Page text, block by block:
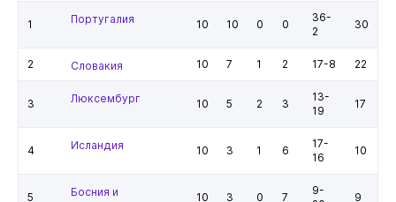
1 Португалия 10 10 0 0
36-
2
30
2 Словакия 10 7 1 2 17-8 22
3 Люксембург 10 5 2 3
13-
19
17
4 Исландия 10 3 1 6
17-
16
10
5
Босния и
10 3 0 7
9-
9